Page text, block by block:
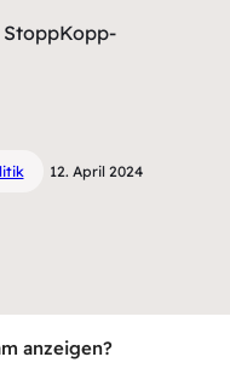
anzeigen?
12. April 2024